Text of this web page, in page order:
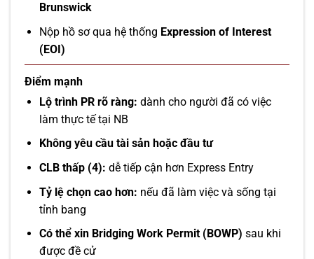
Brunswick
Nộp hồ sơ qua hệ thống Expression of Interest
(EOI)
Điểm mạnh
Lộ trình PR rõ ràng: dành cho người đã có việc
làm thực tế tại NB
Không yêu cầu tài sản hoặc đầu tư
CLB thấp (4): dễ tiếp cận hơn Express Entry
Tỷ lệ chọn cao hơn: nếu đã làm việc và sống tại
tỉnh bang
Có thể xin Bridging Work Permit (BOWP) sau khi
được đề cử